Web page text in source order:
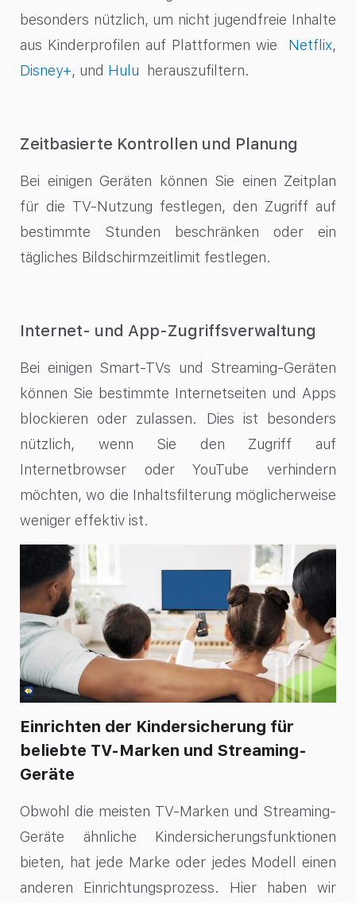
besonders nützlich, um nicht jugendfreie Inhalte
aus Kinderprofilen auf Plattformen wie Netflix,
Disney+, und Hulu herauszufiltern.
Zeitbasierte Kontrollen und Planung
Bei einigen Geräten können Sie einen Zeitplan
für die TV-Nutzung festlegen, den Zugriff auf
bestimmte Stunden beschränken oder ein
tägliches Bildschirmzeitlimit festlegen.
Internet- und App-Zugriffsverwaltung
Bei einigen Smart-TVs und Streaming-Geräten
können Sie bestimmte Internetseiten und Apps
blockieren oder zulassen. Dies ist besonders
nützlich, wenn Sie den Zugriff auf
Internetbrowser oder YouTube verhindern
möchten, wo die Inhaltsfilterung möglicherweise
weniger effektiv ist.
Einrichten der Kindersicherung für
beliebte TV-Marken und Streaming-
Geräte
Obwohl die meisten TV-Marken und Streaming-
Geräte ähnliche Kindersicherungsfunktionen
bieten, hat jede Marke oder jedes Modell einen
anderen Einrichtungsprozess. Hier haben wir